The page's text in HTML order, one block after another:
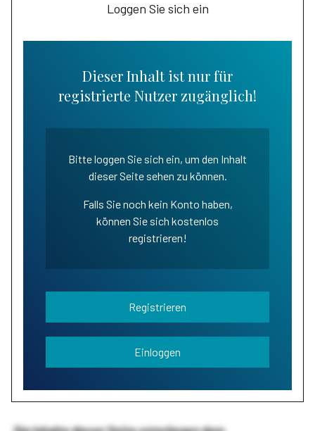
Loggen Sie sich ein
Dieser Inhalt ist nur für
registrierte Nutzer zugänglich!
Bitte loggen Sie sich ein, um den Inhalt
dieser Seite sehen zu können.
Falls Sie noch kein Konto haben,
können Sie sich kostenlos
registrieren!
Registrieren
Einloggen